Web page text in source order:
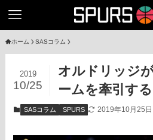
ホーム SASコラム
オルドリッジ
ームを牽引する
2019
10/25
SASコラム SPURS 2019年10月25日